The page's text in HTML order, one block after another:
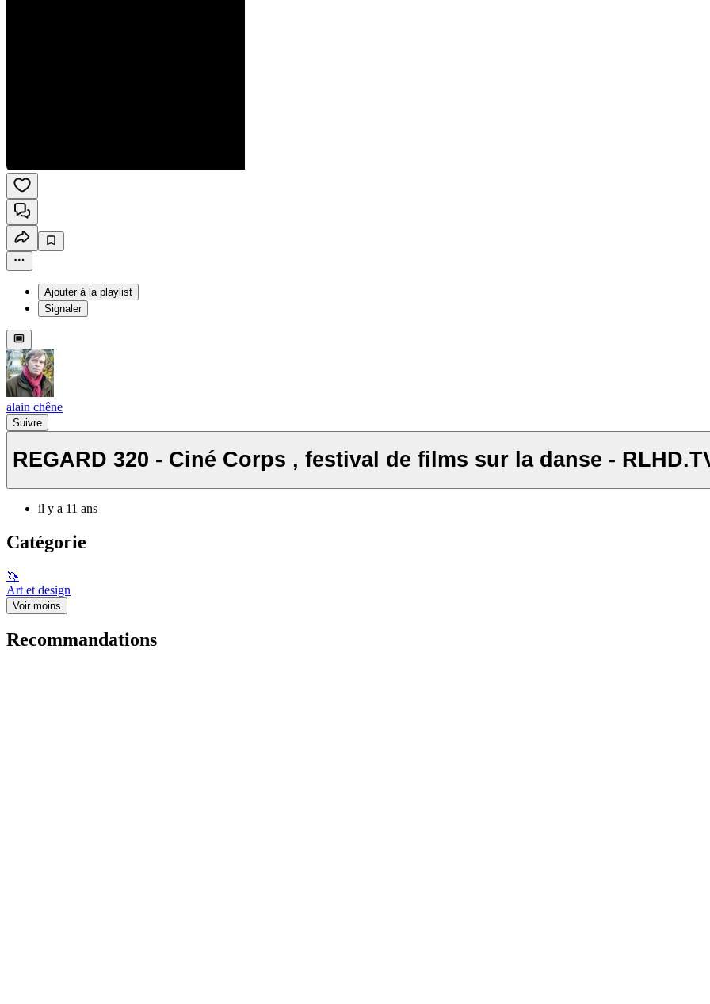
Ajouter à la playlist
Signaler
alain chêne
Suivre
REGARD 320 - Ciné Corps , festival de films sur la danse -
il y a 11 ans
Catégorie
🦄
Art et design
Voir moins
Recommandations